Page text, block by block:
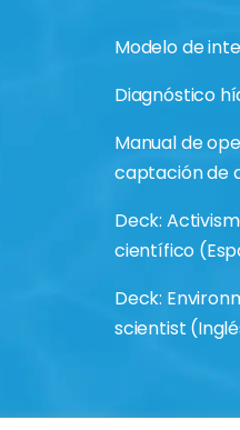
Modelo de
Diagnóstico
Manual de
captación de
Deck:
científico
Deck:
scientist